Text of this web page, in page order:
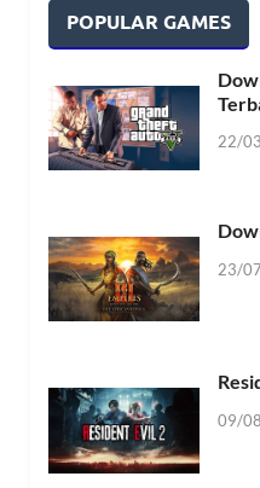
POPULAR GAMES
22/
23/
09/